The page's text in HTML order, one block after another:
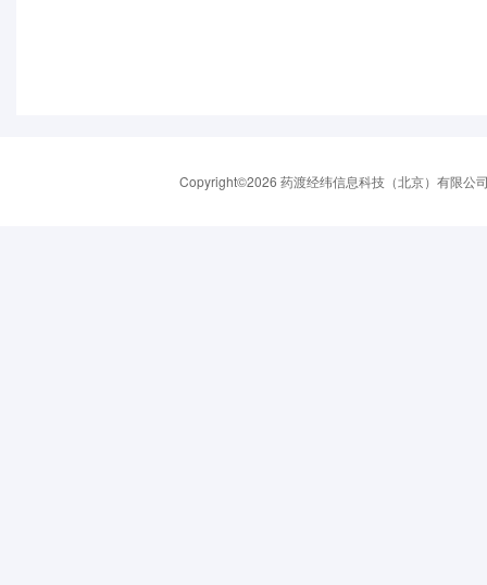
Copyright©2026 药渡经纬信息科技（北京）有限公